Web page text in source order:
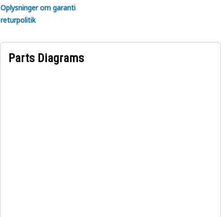
Oplysninger om garanti
returpolitik
Parts Diagrams